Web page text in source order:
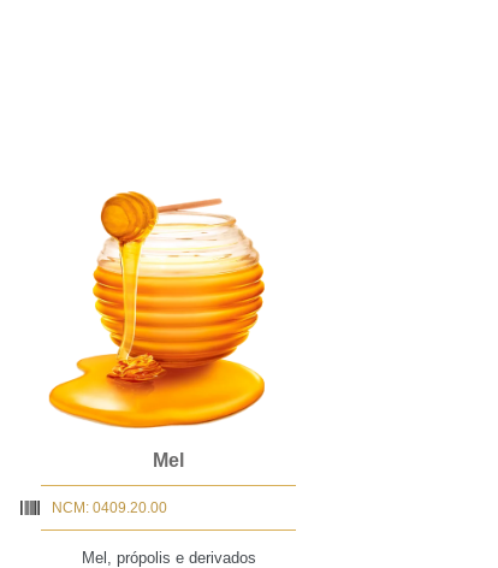
Mel
NCM: 0409.20.00
Mel, própolis e derivados